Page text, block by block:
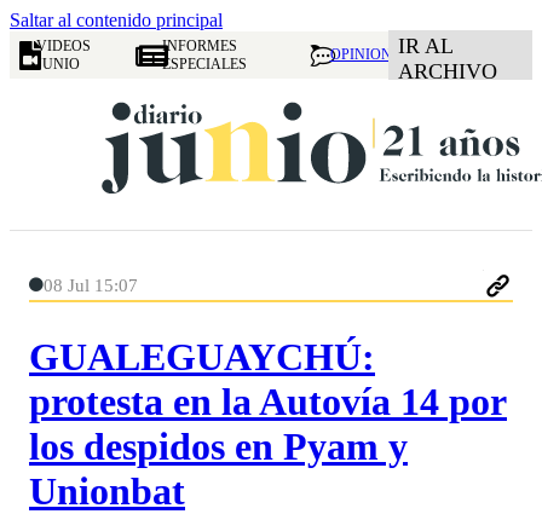
Saltar al contenido principal
VIDEOS
JUNIO
INFORMES
ESPECIALES
OPINION IR AL
ARCHIVO
08 Jul 15:07
GUALEGUAYCHÚ:
protesta en la Autovía 14 por
los despidos en Pyam y
Unionbat